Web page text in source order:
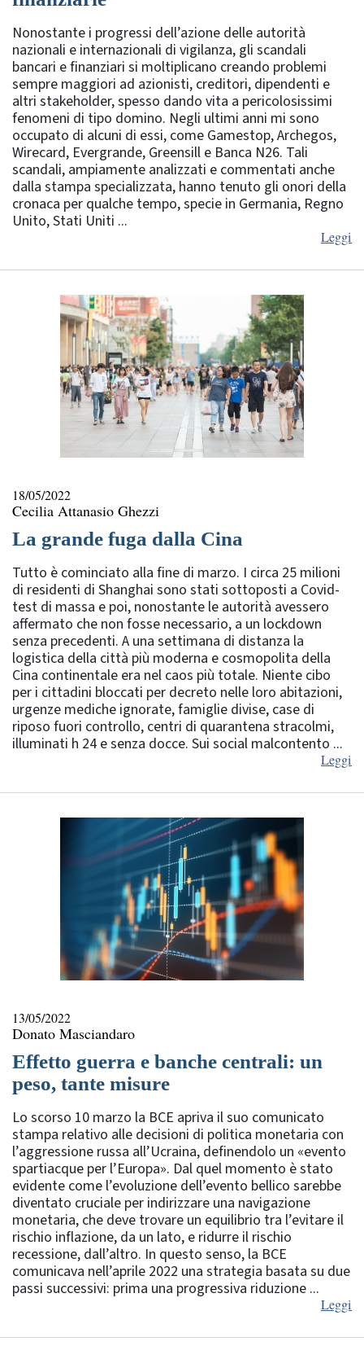
Nonostante i progressi dell’azione delle autorità
nazionali e internazionali di vigilanza, gli scandali
bancari e finanziari si moltiplicano creando problemi
sempre maggiori ad azionisti, creditori, dipendenti e
altri stakeholder, spesso dando vita a pericolosissimi
fenomeni di tipo domino. Negli ultimi anni mi sono
occupato di alcuni di essi, come Gamestop, Archegos,
Wirecard, Evergrande, Greensill e Banca N26. Tali
scandali, ampiamente analizzati e commentati anche
dalla stampa specializzata, hanno tenuto gli onori della
cronaca per qualche tempo, specie in Germania, Regno
Unito, Stati Uniti ...
Leggi
18/05/2022
Cecilia Attanasio Ghezzi
La grande fuga dalla Cina
Tutto è cominciato alla fine di marzo. I circa 25 milioni
di residenti di Shanghai sono stati sottoposti a Covid-
test di massa e poi, nonostante le autorità avessero
affermato che non fosse necessario, a un lockdown
senza precedenti. A una settimana di distanza la
logistica della città più moderna e cosmopolita della
Cina continentale era nel caos più totale. Niente cibo
per i cittadini bloccati per decreto nelle loro abitazioni,
urgenze mediche ignorate, famiglie divise, case di
riposo fuori controllo, centri di quarantena stracolmi,
illuminati h 24 e senza docce. Sui social malcontento ...
Leggi
13/05/2022
Donato Masciandaro
Effetto guerra e banche centrali: un
peso, tante misure
Lo scorso 10 marzo la BCE apriva il suo comunicato
stampa relativo alle decisioni di politica monetaria con
l’aggressione russa all’Ucraina, definendolo un «evento
spartiacque per l’Europa». Dal quel momento è stato
evidente come l’evoluzione dell’evento bellico sarebbe
diventato cruciale per indirizzare una navigazione
monetaria, che deve trovare un equilibrio tra l’evitare il
rischio inflazione, da un lato, e ridurre il rischio
recessione, dall’altro. In questo senso, la BCE
comunicava nell’aprile 2022 una strategia basata su due
passi successivi: prima una progressiva riduzione ...
Leggi